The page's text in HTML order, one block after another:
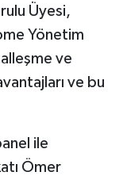
Üyesi,
Yönetim
ve
ve bu
ile
Ömer